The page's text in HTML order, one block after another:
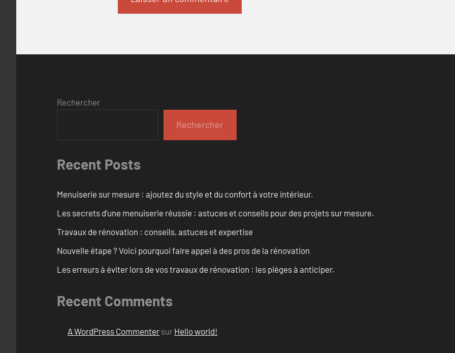
Rechercher
Rechercher
Recent Posts
Menuiserie sur mesure : ajoutez du style et du confort à votre intérieur.
Les secrets d’une menuiserie réussie : astuces et conseils pour des projets sur mesure.
Travaux de rénovation : conseils, astuces et expertise
Nouvelle étape ? Voici pourquoi faire appel à des pros de la rénovation
Les erreurs à éviter lors de vos travaux de rénovation : les pièges à anticiper.
Recent Comments
A WordPress Commenter sur Hello world!